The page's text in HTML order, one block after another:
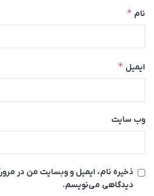
نام *
ایمیل *
وب‌ سایت
ذخیره نام، ایمیل و وبسایت من در
دیدگاهی می‌نویسم.